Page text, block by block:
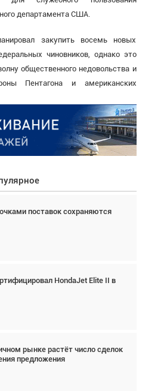
департамента США.
закупить восемь новых
чиновников, однако это
общественного недовольства и
Пентагона и американских
поставок сохраняются
HondaJet Elite II в
рынке растёт число сделок
предложения
тандем вертолётов и БПЛА в
Дэйв Кох: «Фотография
а ИИ всё портит»
поставок сохраняются